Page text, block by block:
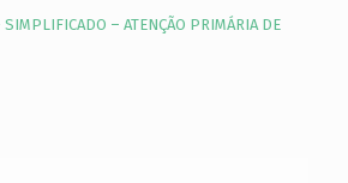
– ATENÇÃO PRIMÁRIA DE